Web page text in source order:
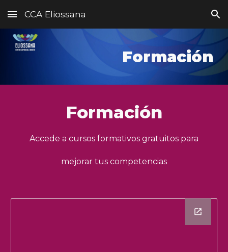
Skip to main content Skip to navigation
CCA Eliossana
Formación
Formación
Accede a cursos formativos gratuitos para
mejorar tus competencias